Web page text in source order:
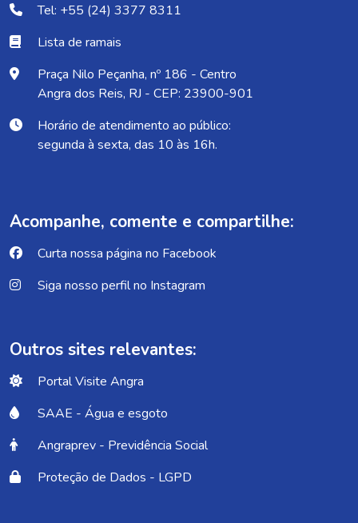
Tel: +55 (24) 3377 8311
Lista de ramais
Praça Nilo Peçanha, nº 186 - Centro
Angra dos Reis, RJ - CEP: 23900-901
Horário de atendimento ao público:
segunda à sexta, das 10 às 16h.
Acompanhe, comente e compartilhe:
Curta nossa página no Facebook
Siga nosso perfil no Instagram
Outros sites relevantes:
Portal Visite Angra
SAAE - Água e esgoto
Angraprev - Previdência Social
Proteção de Dados - LGPD